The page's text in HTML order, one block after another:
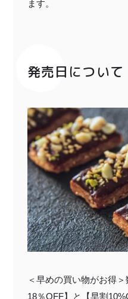
ます。
発売日について
＜早めの買い物がお得
18％OFF】
と 【早割